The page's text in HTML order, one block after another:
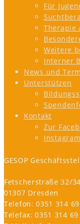
Für
Therapie
Weitere
Interner
News und
Unterstützen
Kontakt
Zur
Instagram
GESOP
Fetscherstraße 32/34
01307 Dresden
Telefon: 0351 314
Telefax: 0351 314 69